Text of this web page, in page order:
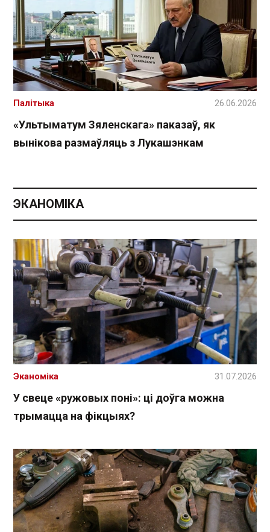
«Ультыматум Зяленскага» паказаў, як
вынікова размаўляць з Лукашэнкам
Палітыка 26.06.2026
ЭКАНОМІКА
У свеце «ружовых поні»: ці доўга можна
трымацца на фікцыях?
Эканоміка 31.07.2026